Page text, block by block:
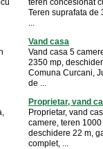
teren concesionat
Teren suprafata de
...
Vand casa
Vand casa 5
2350 mp,
Comuna Curcani,
de ...
Proprietar, vand
Proprietar, vand
camere, teren
deschidere 22 m,
complet, ...